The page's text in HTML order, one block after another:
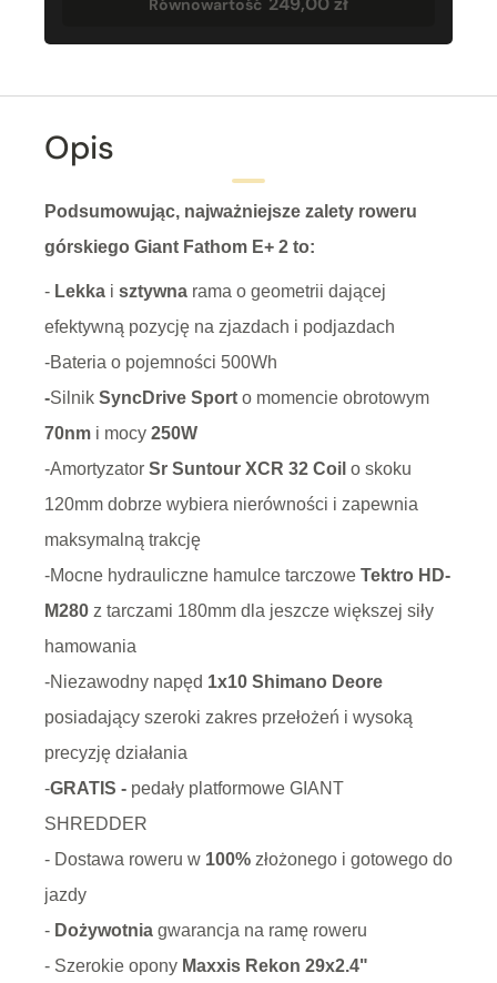
Równowartość
Opis
Podsumowując, najważniejsze zalety roweru
górskiego Giant Fathom E+ 2 to:
- Lekka i sztywna rama o geometrii dającej
efektywną pozycję na zjazdach i podjazdach
-Bateria o pojemności 500Wh
-Silnik SyncDrive Sport o momencie obrotowym
70nm i mocy 250W
-Amortyzator Sr Suntour XCR 32 Coil o skoku
120mm dobrze wybiera nierówności i zapewnia
maksymalną trakcję
-Mocne hydrauliczne hamulce tarczowe Tektro HD-
M280 z tarczami 180mm dla jeszcze większej siły
hamowania
-Niezawodny napęd 1x10 Shimano Deore
posiadający szeroki zakres przełożeń i wysoką
precyzję działania
-GRATIS - pedały platformowe GIANT
SHREDDER
- Dostawa roweru w 100% złożonego i gotowego do
jazdy
- Dożywotnia gwarancja na ramę roweru
- Szerokie opony Maxxis Rekon 29x2.4"